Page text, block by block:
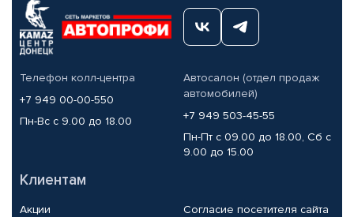
Телефон колл-центра
+7 949 00-00-550
Пн-Вс с 9.00 до 18.00
Автосалон (отдел продаж
автомобилей)
+7 949 503-45-55
Пн-Пт с 09.00 до 18.00, Сб с
9.00 до 15.00
Клиентам
Акции
Согласие посетителя сайта